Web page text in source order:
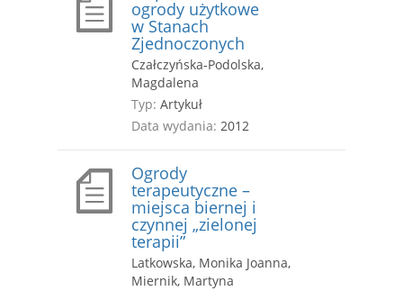
ogrody użytkowe
w Stanach
Zjednoczonych
Czałczyńska-Podolska,
Magdalena
Typ: Artykuł
Data wydania: 2012
Ogrody
terapeutyczne –
miejsca biernej i
czynnej „zielonej
terapii”
Latkowska, Monika Joanna,
Miernik, Martyna